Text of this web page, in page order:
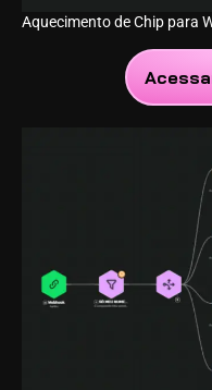
Aquecimento de Chip para